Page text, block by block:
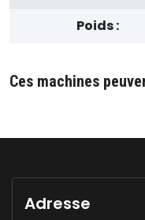
Poids :
Ces machines
Adresse